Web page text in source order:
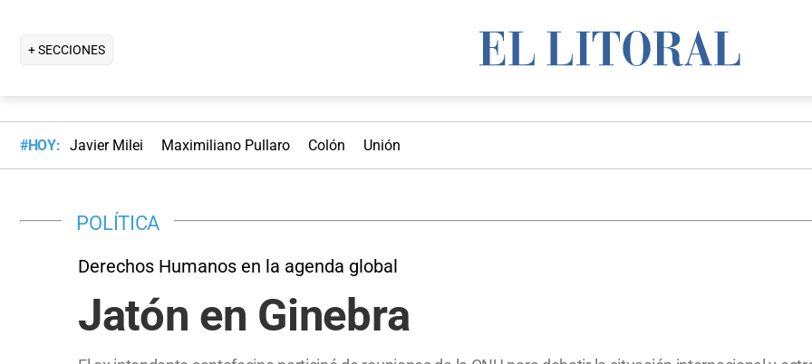
+ SECCIONES
#HOY: Javier Milei Maximiliano Pullaro Colón Unión
POLÍTICA
Derechos Humanos en la agenda global
Jatón en Ginebra